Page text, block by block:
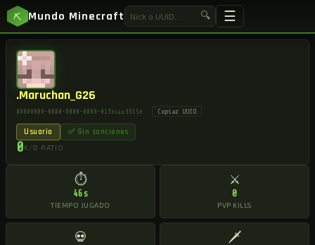
⛏ Mundo Minecraft 🔍 ☰
.Maruchan_G26
00000000-0000-0000-0009-01fecaa9915e Copiar UUID
Usuario ✅ Sin sanciones
0K/D RATIO
⏱
46s
TIEMPO JUGADO
⚔
0
PVP KILLS
💀 🗡